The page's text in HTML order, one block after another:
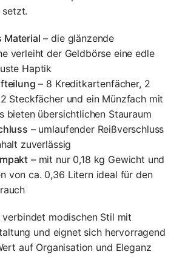
Material – die glänzende
verleiht der Geldbörse eine edle
Haptik
– 8 Kreditkartenfächer, 2
Steckfächer und ein Münzfach mit
bieten übersichtlichen Stauraum
– umlaufender Reißverschluss
zuverlässig
– mit nur 0,18 kg Gewicht und
von ca. 0,36 Litern ideal für den
verbindet modischen Stil mit
und eignet sich hervorragend
auf Organisation und Eleganz